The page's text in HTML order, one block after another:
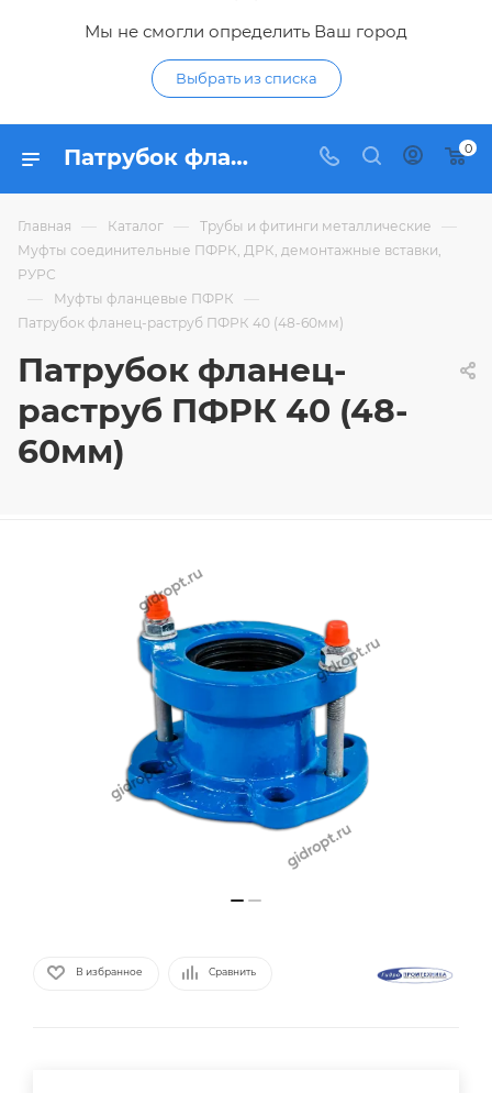
Мы не смогли определить Ваш город
Выбрать из списка
Патрубок фланец-раструб ПФРК 40 (48-60мм) - купить по цене 1 568,31 ₽ в интернет-магазине Гидропромтехника с доставкой в Курске 0
Главная — Каталог — Трубы и фитинги металлические —
Муфты соединительные ПФРК, ДРК, демонтажные вставки,
РУРС
— Муфты фланцевые ПФРК —
Патрубок фланец-раструб ПФРК 40 (48-60мм)
Патрубок фланец-
раструб ПФРК 40 (48-
60мм)
В избранное Сравнить